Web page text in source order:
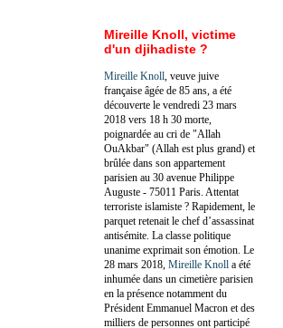
Mireille Knoll, victime
d'un djihadiste ?
Mireille Knoll , veuve juive
française âgée de 85 ans, a été
découverte le vendredi 23 mars
2018 vers 18 h 30 morte,
poignardée au cri de "Allah
OuAkbar" (Allah est plus grand) et
brûlée dans son appartement
parisien au 30 avenue Philippe
Auguste - 75011 Paris. Attentat
terroriste islamiste ? Rapidement, le
parquet retenait le chef d’assassinat
antisémite. La classe politique
unanime exprimait son émotion. Le
28 mars 2018, Mireille Knoll a été
inhumée dans un cimetière parisien
en la présence notamment du
Président Emmanuel Macron et des
milliers de personnes ont participé